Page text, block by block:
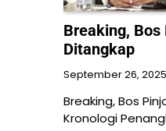
Breaking,
Ditangkap
September 26, 2025
Breaking, Bos
Kronologi